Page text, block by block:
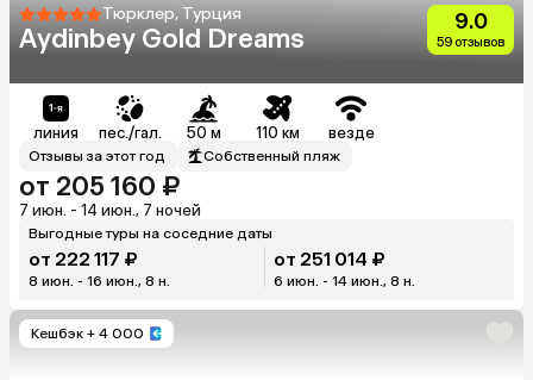
Тюрклер, Турция
Aydinbey Gold Dreams
9.0
59 отзывов
линия пес./гал. 50 м 110 км везде
Отзывы за этот год Собственный пляж
от 205 160 ₽
7 июн. - 14 июн., 7 ночей
Выгодные туры на соседние даты
от 222 117 ₽
8 июн. - 16 июн., 8 н.
от 251 014 ₽
6 июн. - 14 июн., 8 н.
Кешбэк + 4 000